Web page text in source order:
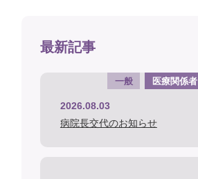
最新記事
2026.08.03
病院長交代のお知らせ
一般 医療関係者